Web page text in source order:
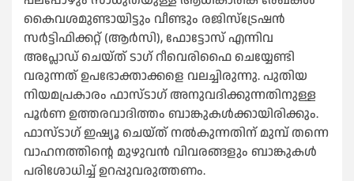
കൈവശമുണ്ടായിട്ടും വീണ്ടും രജിസ്‌ട്രേഷന്‍
സര്‍ട്ടിഫിക്കറ്റ് (ആര്‍സി), ഫോട്ടോസ് എന്നിവ
അപ്ലോഡ് ചെയ്ത് ടാഗ് റീവെരിഫൈ ചെയ്യേണ്ടി
വരുന്നത് ഉപഭോക്താക്കളെ വലച്ചിരുന്നു. പുതിയ
നിയമപ്രകാരം ഫാസ്ടാഗ് അനുവദിക്കുന്നതിനുള്ള
പൂര്‍ണ ഉത്തരവാദിത്തം ബാങ്കുകള്‍ക്കായിരിക്കും.
ഫാസ്ടാഗ് ഇഷ്യൂ ചെയ്ത് നല്‍കുന്നതിന് മുമ്പ് തന്നെ
വാഹനത്തിന്റെ മുഴുവന്‍ വിവരങ്ങളും ബാങ്കുകള്‍
പരിശോധിച്ച്‌ ഉറപ്പുവരുത്തണം.